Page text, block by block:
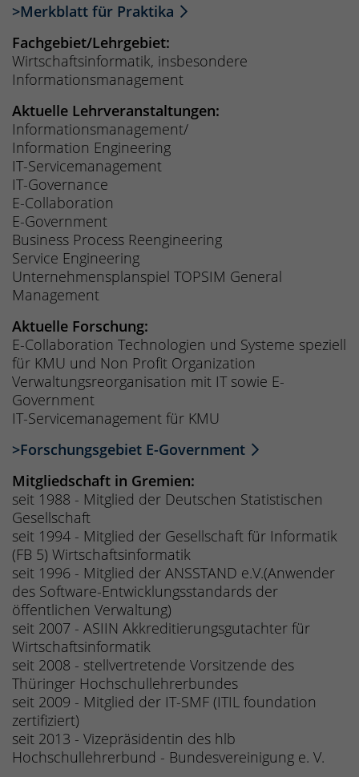
>Merkblatt für Praktika
Fachgebiet/Lehrgebiet:
Wirtschaftsinformatik, insbesondere
Informationsmanagement
Aktuelle Lehrveranstaltungen:
Informationsmanagement/
Information Engineering
IT-Servicemanagement
IT-Governance
E-Collaboration
E-Government
Business Process Reengineering
Service Engineering
Unternehmensplanspiel TOPSIM General
Management
Aktuelle Forschung:
E-Collaboration Technologien und Systeme speziell
für KMU und Non Profit Organization
Verwaltungsreorganisation mit IT sowie E-
Government
IT-Servicemanagement für KMU
>Forschungsgebiet E-Government
Mitgliedschaft in Gremien:
seit 1988 - Mitglied der Deutschen Statistischen
Gesellschaft
seit 1994 - Mitglied der Gesellschaft für Informatik
(FB 5) Wirtschaftsinformatik
seit 1996 - Mitglied der ANSSTAND e.V.(Anwender
des Software-Entwicklungsstandards der
öffentlichen Verwaltung)
seit 2007 - ASIIN Akkreditierungsgutachter für
Wirtschaftsinformatik
seit 2008 - stellvertretende Vorsitzende des
Thüringer Hochschullehrerbundes
seit 2009 - Mitglied der IT-SMF (ITIL foundation
zertifiziert)
seit 2013 - Vizepräsidentin des hlb
Hochschullehrerbund - Bundesvereinigung e. V.